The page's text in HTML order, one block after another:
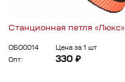
Станционная петля «Люкс»
ОБО0014
Цена за 1 шт
Опт:
330 ₽